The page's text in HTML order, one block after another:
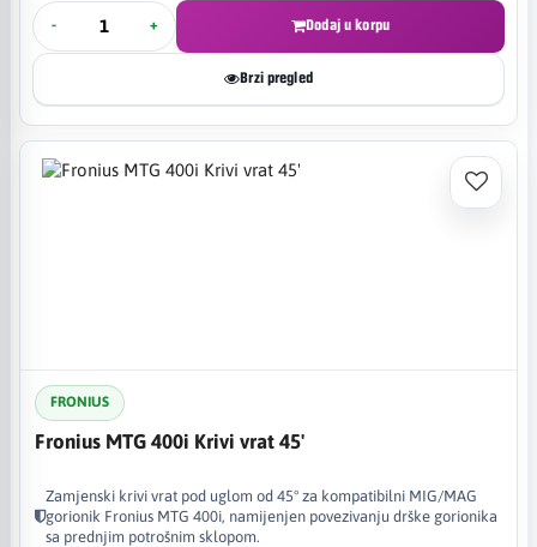
- + Dodaj u korpu
Brzi pregled
FRONIUS
Fronius MTG 400i Krivi vrat 45'
Zamjenski krivi vrat pod uglom od 45° za kompatibilni MIG/MAG
gorionik Fronius MTG 400i, namijenjen povezivanju drške gorionika
sa prednjim potrošnim sklopom.